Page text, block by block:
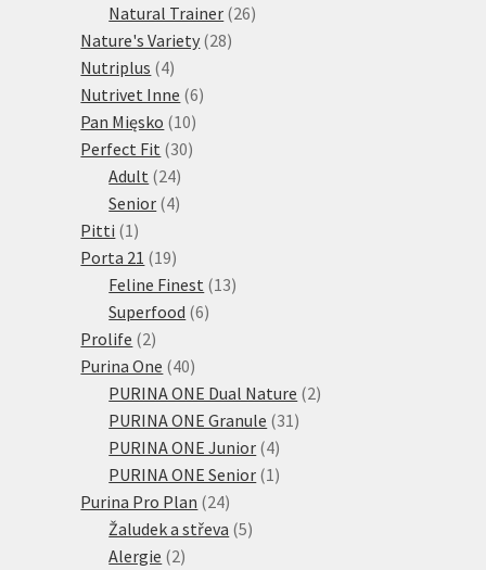
produktů
Natural Trainer 2626
Nature's Variety 2828
Nutriplus 44
produkty
Nutrivet Inne 66
Pan Mięsko 1010
produktů
Perfect Fit 3030
Adult 2424
produktů
Senior 44
Pitti 11
produkt
Porta 21 1919
produktů
Feline Finest 1313
Superfood 66
Prolife 22
produkty
Purina One 4040
produktů
PURINA ONE Dual Nature 22
PURINA ONE Granule 3131
PURINA ONE Junior 44
produkty
PURINA ONE Senior 11
Purina Pro Plan 2424
produktů
Žaludek a střeva 55
Alergie 22